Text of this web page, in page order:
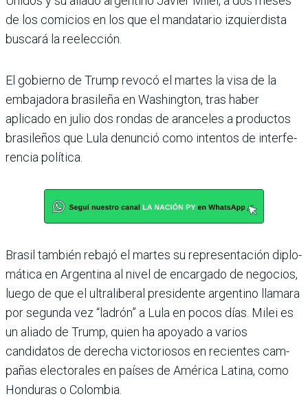
de los comicios en los que el mandatario izquier­dista
buscará la reelección.
El gobierno de Trump revocó el martes la visa de la
embaja­dora brasileña en Washington, tras haber
aplicado en julio dos rondas de aranceles a produc­tos
brasileños que Lula denun­ció como intentos de interfe­
rencia política.
Brasil también rebajó el mar­tes su representación diplo­
mática en Argentina al nivel de encargado de negocios,
luego de que el ultraliberal presi­dente argentino llamara
por segunda vez “ladrón” a Lula en pocos días. Milei es
un aliado de Trump, quien ha apoyado a varios
candidatos de derecha victoriosos en recientes cam­
pañas electorales en países de América Latina, como
Hondu­ras o Colombia.